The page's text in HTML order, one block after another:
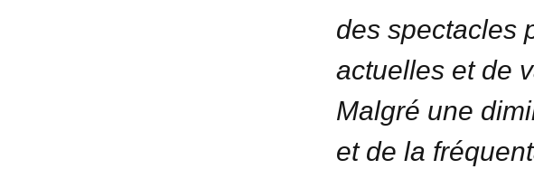
des spectacles
actuelles et de
Malgré une
et de la